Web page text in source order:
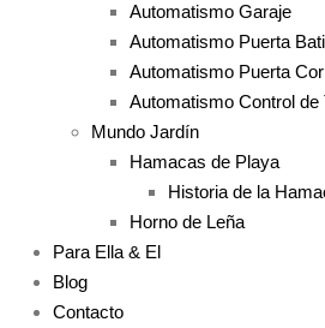
Automatismo Garaje
Automatismo Puerta
Automatismo Puerta
Automatismo Control de
Mundo Jardín
Hamacas de Playa
Historia de la
Horno de Leña
Para Ella & El
Blog
Contacto